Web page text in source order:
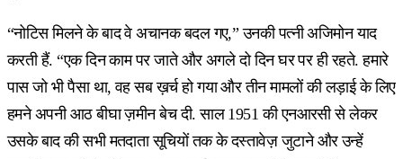
“नोटिस मिलने के बाद वे अचानक बदल गए,” उनकी पत्नी अजिमोन याद
करती हैं. “एक दिन काम पर जाते और अगले दो दिन घर पर ही रहते. हमारे
पास जो भी पैसा था, वह सब ख़र्च हो गया और तीन मामलों की लड़ाई के लिए
हमने अपनी आठ बीघा ज़मीन बेच दी. साल 1951 की एनआरसी से लेकर
उसके बाद की सभी मतदाता सूचियों तक के दस्तावेज़ जुटाने और उन्हें